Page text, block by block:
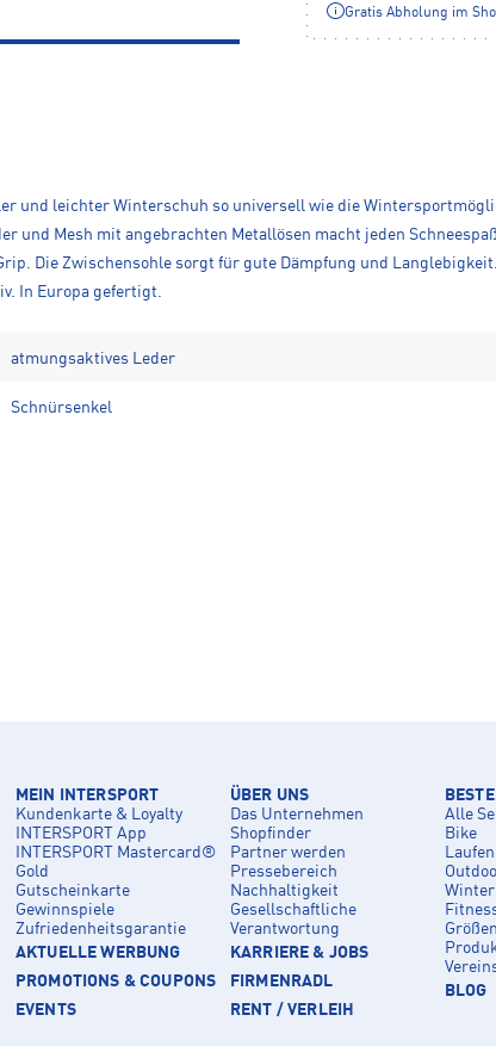
Gratis Abholung im
und leichter Winterschuh so universell wie die
und Mesh mit angebrachten Metallösen macht jeden
Die Zwischensohle sorgt für gute Dämpfung und
In Europa gefertigt.
atmungsaktives Leder
Schnürsenkel
MEIN INTERSPORT
Kundenkarte & Loyalty
INTERSPORT App
INTERSPORT Mastercard®
Gold
Gutscheinkarte
Gewinnspiele
Zufriedenheitsgarantie
AKTUELLE WERBUNG
PROMOTIONS & COUPONS
EVENTS
ÜBER UNS
Das Unternehmen
Shopfinder
Partner werden
Pressebereich
Nachhaltigkeit
Gesellschaftliche
Verantwortung
KARRIERE & JOBS
FIRMENRADL
RENT / VERLEIH
Alle
Bike
Laufen
Winter
BLOG